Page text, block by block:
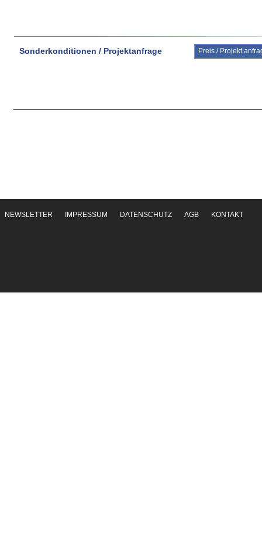
Sonderkonditionen / Projektanfrage Preis / Projekt
NEWSLETTER IMPRESSUM DATENSCHUTZ AGB KONTAKT